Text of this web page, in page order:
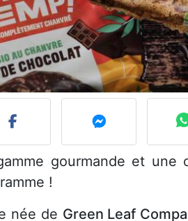
gourmande et une
!
née de Green Leaf